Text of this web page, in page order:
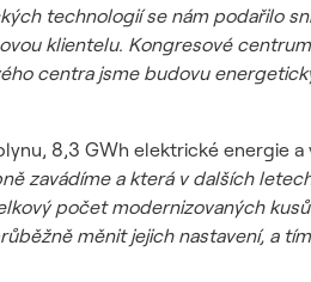
technologií se nám podařilo
klientelu. Kongresové
centra jsme budovu
8,3 GWh elektrické energie a
zavádíme a která v dalších
počet modernizovaných
měnit jejich nastavení, a